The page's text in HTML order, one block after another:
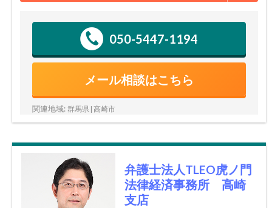
050-5447-1194
メール相談はこちら
関連地域: 群馬県 | 高崎市
弁護士法人TLEO虎ノ門
法律経済事務所 高崎
支店